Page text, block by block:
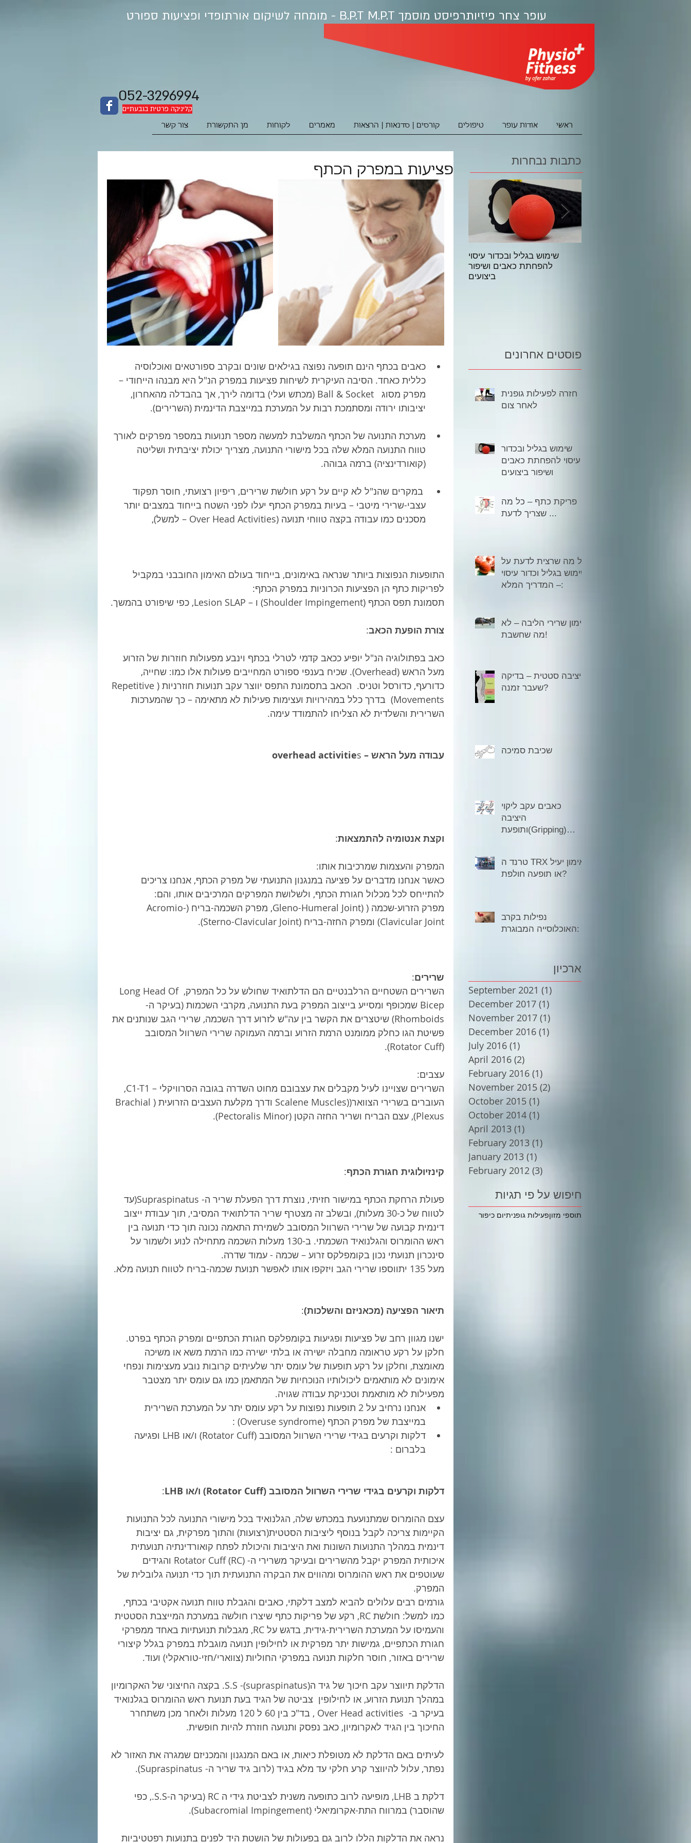
עופר צחר פיזיותרפיסט מוסמך B.P.T M.P.T - מומחה לשיקום אורתופדי ופציעות ספורט
052-3296994
קליניקה פרטית בגבעתיים
צור קשר מן התקשורת לקוחות מאמרים קורסים | סדנאות | הרצאות טיפולים אודות עופר ראשי
פציעות במפרק הכתף
כאבים בכתף הינם תופעה נפוצה בגילאים שונים ובקרב ספורטאים ואוכלוסיה
כללית כאחד. הסיבה העיקרית לשיחות פציעות במפרק הנ"ל היא מבנהו הייחודי –
מפרק מסוג   Ball & Socket (מכתש ועלי) בדומה לירך, אך בהבדלה מהאחרון,
יציבותו ירודה ומסתמכת רבות על המערכת במייצבת הדינמית (השרירים).
מערכת התנועה של הכתף המשלבת למעשה מספר תנועות במספר מפרקים לאורך
טווח התנועה המלא שלה בכל מישורי התנועה, מצריך יכולת יציבתית ושליטה
(קואורדינציה) ברמה גבוהה.
במקרים שהנ"ל לא קיים על רקע חולשת שרירים, ריפיון רצועתי, חוסר תפקוד
עצבי-שרירי מיטבי – בעיות במפרק הכתף יעלו לפני השטח בייחוד במצבים יותר
מסכנים כמו עבודה בקצה טווחי תנועה (Over Head Activities – למשל),
התופעות הנפוצות ביותר שנראה באימונים, בייחוד בעולם האימון החובבני במקביל
לפריקות כתף הן הפציעות הכרוניות במפרק הכתף:
תסמונת תפס הכתף (Shoulder Impingement) ו – Lesion SLAP, כפי שיפורט בהמשך.
צורת הופעת הכאב:
כאב בפתולוגיה הנ"ל יופיע ככאב קדמי לטרלי בכתף וינבע מפעולות חוזרות של הזרוע
מעל הראש (Overhead). שכיח בענפי ספורט המחייבים פעולות אלו כמו: שחייה,
כדורעף, כדורסל וטניס.  הכאב בתסמונת התפס יווצר עקב תנועות חוזרניות (Repetitive
Movements)  בדרך כלל במהירויות ועצימות פעילות לא מתאימה – כך שהמערכות
השרירית והשלדית לא הצליחו להתמודד עימה.
עבודה מעל הראש – overhead activitie s
וקצת אנטומיה להתמצאות:
המפרק והעצמות שמרכיבות אותו:
כאשר אנחנו מדברים על פציעה במנגנון התנועתי של מפרק הכתף, אנחנו צריכים
להתייחס לכל מכלול חגורת הכתף, ולשלושת המפרקים המרכיבים אותו, והם:
מפרק הזרוע-שכמה ( (Gleno-Humeral Joint, מפרק השכמה-בריח (Acromio-
Clavicular Joint) ומפרק החזה-בריח (Sterno-Clavicular Joint).
שרירים:
השרירים השטחיים הרלבנטיים הם הדלתואיד שחולש על כל המפרק, Long Head Of
Bicep שמכופף ומסייע בייצוב המפרק בעת התנועה, מקרבי השכמות (בעיקר ה-
Rhomboids) שיטצרים את הקשר בין עה"ש לזרוע דרך השכמה, שרירי הגב שנותנים את
פשיטת הגו כחלק ממומנט הרמת הזרוע וברמה העמוקה שרירי השרוול המסובב
(Rotator Cuff).
עצבים:
השרירים שצויינו לעיל מקבלים את עצבובם מחוט השדרה בגובה הסרוויקלי – C1-T1,
העוברים בשרירי הצוואר((Scalene Muscles ודרך מקלעת העצבים הזרועית (Brachial
Plexus), עצם הבריח ושריר החזה הקטן (Pectoralis Minor).
קינזיולוגית חגורת הכתף:
פעולת הרחקת הכתף במישור חזיתי, נוצרת דרך הפעלת שריר ה- Supraspinatus(עד
לטווח של כ-30 מעלות), ובשלב זה מצטרף שריר הדלתואיד המסיבי, תוך עבודת ייצוב
דינמית קבועה של שרירי השרוול המסובב לשמירת התאמה נכונה תוך כדי תנועה בין
ראש ההומרוס והגלנואיד השכמתי. ב-130 מעלות השכמה מתחילה לנוע ולשמור על
סינכרון תנועתי נכון בקומפלקס זרוע – שכמה - עמוד שדרה.
מעל 135 יתווספו שרירי הגב ויזקפו אותו לאפשר תנועת שכמה-בריח לטווח תנועה מלא.
תיאור הפציעה (מכאניזם והשלכות):
ישנו מגוון רחב של פציעות ופגיעות בקומפלקס חגורת הכתפיים ומפרק הכתף בפרט.
חלקן על רקע טראומה מחבלה ישירה או בלתי ישירה כמו הרמת משא או משיכה
מאומצת, וחלקן על רקע תופעות של עומס יתר שלעיתים קרובות נובע מעצימות ונפחי
אימונים לא מותאמים ליכולותיו הנוכחיות של המתאמן כמו גם עומס יתר מצטבר
מפעילות לא מותאמת וטכניקת עבודה שגויה.
אנחנו נרחיב על 2 תופעות נפוצות על רקע עומס יתר על המערכת השרירית
במייצבת של מפרק הכתף (Overuse syndrome) :
דלקות וקרעים בגידי שרירי השרוול המסובב (Rotator Cuff) ו/או LHB ופגיעה
בלברום :
דלקות וקרעים בגידי שרירי השרוול המסובב (Rotator Cuff) ו/או LHB :
עצם ההומרוס שמתנועעת במכתש שלה, הגלנואיד בכל מישורי התנועה לכל התנועות
הקיימות צריכה לקבל בנוסף ליציבות הסטטית(רצועות) והתוך מפרקית, גם יציבות
דינמית במהלך התנועות השונות ואת היציבות והיכולת לפתח קואורדינתיה תנועתית
איכותית המפרק יקבל מהשרירים ובעיקר משרירי ה- Rotator Cuff (RC) והגידים
שעוטפים את ראש ההומרוס ומהווים את הבקרה התנועתית תוך כדי תנועה גלובלית של
המפרק.
גורמים רבים עלולים להביא למצב דלקתי, כאבים והגבלת טווח תנועה אקטיבי בכתף,
כמו למשל: חולשת RC, רקע של פריקות כתף שיצרו חולשה במערכת המייצבת הסטטית
והעמיסו על המערכת השרירית-גידית, בדגש על RC, מגבלות תנועתיות באחד ממפרקי
חגורת הכתפיים, גמישות יתר מפרקית או לחילופין תנועה מוגבלת במפרק בגלל קיצורי
שרירים באזור, חוסר חלקות תנועה במפרקי החוליות (צווארי/חזי-טוראקלי) ועוד.
הדלקת תיווצר עקב חיכוך של גיד ה(supraspinatus)- S.S. בקצה החיצוני של האקרומיון
במהלך תנועת הזרוע, או לחילופין  צביטה של הגיד בעת תנועת ראש ההומרוס בגלנואיד
בעיקר ב-  Over Head activities , בד"כ בין 60 ל 120 מעלות ולאחר מכן משתחרר
החיכוך בין הגיד לאקרומיון, כאב נפסק ותנועה חוזרת להיות חופשית.
לעיתים באם הדלקת לא מטופלת כיאות, או באם המנגנון והמכניזם שמגרה את האזור לא
נפתר, עלול להיווצר קרע חלקי עד מלא בגיד (לרוב גיד שריר ה- Supraspinatus).
דלקת ב LHB, מופיעה לרוב כתופעה משנית לצביטת גידי ה RC (בעיקר ה-S.S., כפי
שהוסבר) במרווח התת-אקרומיאלי (Subacromial Impingement).
נראה את הדלקות הללו לרוב גם בפעולות של הושטת היד לפנים בתנועות רפטטיביות
כתבות נבחרות
שימוש בגליל ובכדור עיסוי
להפחתת כאבים ושיפור
ביצועים
פוסטים אחרונים
חזרה לפעילות גופנית
לאחר צום
שימוש בגליל ובכדור
עיסוי להפחתת כאבים
ושיפור ביצועים
פריקת כתף – כל מה
שצריך לדעת ...
כל מה שרצית לדעת על
שימוש בגליל וכדור עיסוי
– המדריך המלא:
אימון שרירי הליבה – לא
מה שחשבת!
יציבה סטטית – בדיקה
שעבר זמנה?
שכיבת סמיכה
כאבים עקב ליקוי
היציבה
ותופעת(Gripping)
טרנד ה TRX אימון יעיל
או תופעה חולפת?
נפילות בקרב
האוכלוסייה המבוגרת:
ארכיון
September 2021 (1)
December 2017 (1)
November 2017 (1)
December 2016 (1)
July 2016 (1)
April 2016 (2)
February 2016 (1)
November 2015 (2)
October 2015 (1)
October 2014 (1)
April 2013 (1)
February 2013 (1)
January 2013 (1)
February 2012 (3)
חיפוש על פי תגיות
יום כיפורפעילות גופניתתוספי מזון